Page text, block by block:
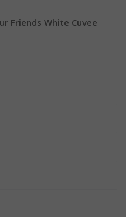
Friends White Cuvee